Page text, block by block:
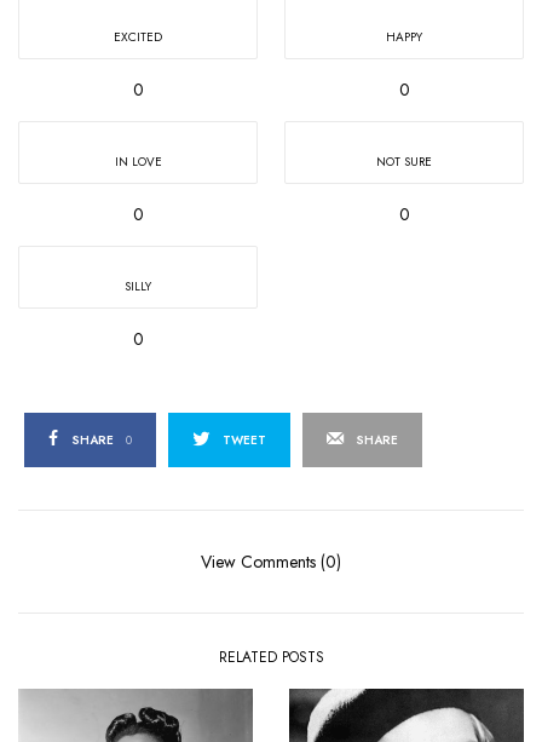
EXCITED
0
HAPPY
0
IN LOVE
0
NOT SURE
0
SILLY
0
SHARE 0 TWEET SHARE
View Comments (0)
RELATED POSTS